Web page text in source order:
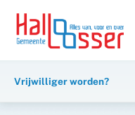
inhoud
naar
Vrijwilliger worden?